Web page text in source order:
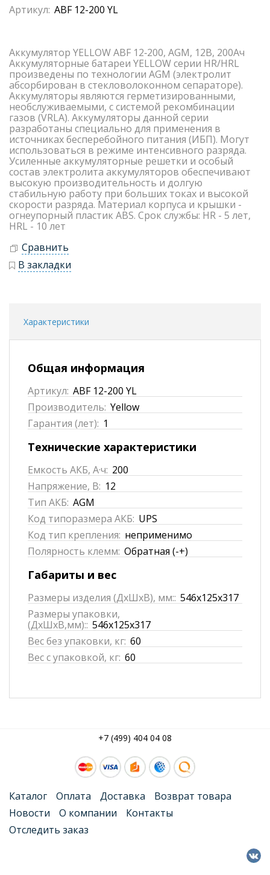
Артикул: ABF 12-200 YL
Аккумулятор YELLOW ABF 12‐200, AGM, 12В, 200Ач
Аккумуляторные батареи YELLOW серии HR/HRL
произведены по технологии AGM (электролит
абсорбирован в стекловолоконном сепараторе).
Аккумуляторы являются герметизированными,
необслуживаемыми, с системой рекомбинации
газов (VRLA). Аккумуляторы данной серии
разработаны специально для применения в
источниках бесперебойного питания (ИБП). Могут
использоваться в режиме интенсивного разряда.
Усиленные аккумуляторные решетки и особый
состав электролита аккумуляторов обеспечивают
высокую производительность и долгую
стабильную работу при больших токах и высокой
скорости разряда. Материал корпуса и крышки -
огнеупорный пластик ABS. Срок службы: HR - 5 лет,
HRL - 10 лет
Сравнить
В закладки
Характеристики
Общая информация
Артикул: ABF 12-200 YL
Производитель: Yellow
Гарантия (лет): 1
Технические характеристики
Емкость АКБ, А·ч: 200
Напряжение, В: 12
Тип АКБ: AGM
Код типоразмера АКБ: UPS
Код тип крепления: неприменимо
Полярность клемм: Обратная (-+)
Габариты и вес
Размеры изделия (ДхШхВ), мм:: 546x125x317
Размеры упаковки,
(ДхШхВ,мм):: 546x125x317
Вес без упаковки, кг: 60
Вес с упаковкой, кг: 60
+7 (499) 404 04 08
Каталог Оплата Доставка
Возврат товара
Новости
О компании
Контакты
Отследить заказ